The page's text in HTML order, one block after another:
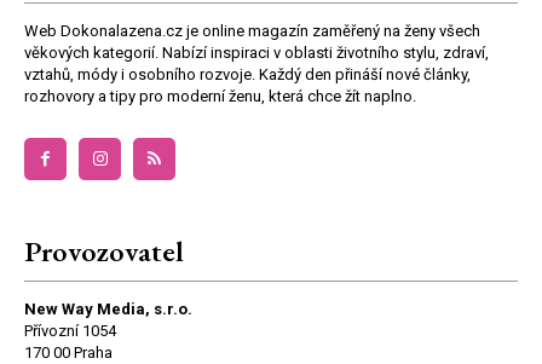
Web Dokonalazena.cz je online magazín zaměřený na ženy všech
věkových kategorií. Nabízí inspiraci v oblasti životního stylu, zdraví,
vztahů, módy i osobního rozvoje. Každý den přináší nové články,
rozhovory a tipy pro moderní ženu, která chce žít naplno.
Provozovatel
New Way Media, s.r.o.
Přívozní 1054
170 00 Praha